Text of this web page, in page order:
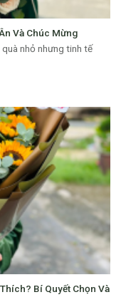
Và Chúc Mừng
nhỏ nhưng tinh tế
Bí Quyết Chọn Và